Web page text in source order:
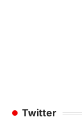
Twitter